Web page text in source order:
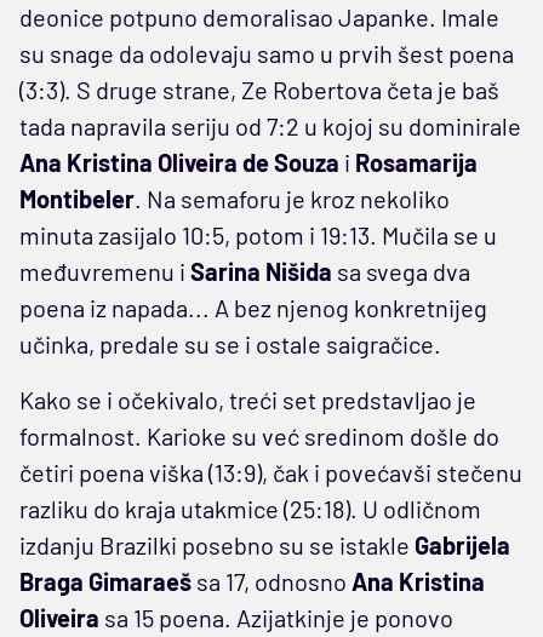
deonice potpuno demoralisao Japanke. Imale
su snage da odolevaju samo u prvih šest poena
(3:3). S druge strane, Ze Robertova četa je baš
tada napravila seriju od 7:2 u kojoj su dominirale
Ana Kristina Oliveira de Souza i Rosamarija
Montibeler . Na semaforu je kroz nekoliko
minuta zasijalo 10:5, potom i 19:13. Mučila se u
međuvremenu i Sarina Nišida sa svega dva
poena iz napada... A bez njenog konkretnijeg
učinka, predale su se i ostale saigračice.
Kako se i očekivalo, treći set predstavljao je
formalnost. Karioke su već sredinom došle do
četiri poena viška (13:9), čak i povećavši stečenu
razliku do kraja utakmice (25:18). U odličnom
izdanju Brazilki posebno su se istakle Gabrijela
Braga Gimaraeš sa 17, odnosno Ana Kristina
Oliveira sa 15 poena. Azijatkinje je ponovo